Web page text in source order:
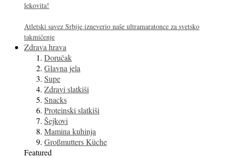
lekovita!
Atletski savez Srbije izneverio naše ultramaratonce za svetsko
takmičenje
Zdrava hrava
Doručak
Glavna jela
Supe
Zdravi slatkiši
Snacks
Proteinski slatkiši
Šejkovi
Mamina kuhinja
Großmutters Küche
Featured